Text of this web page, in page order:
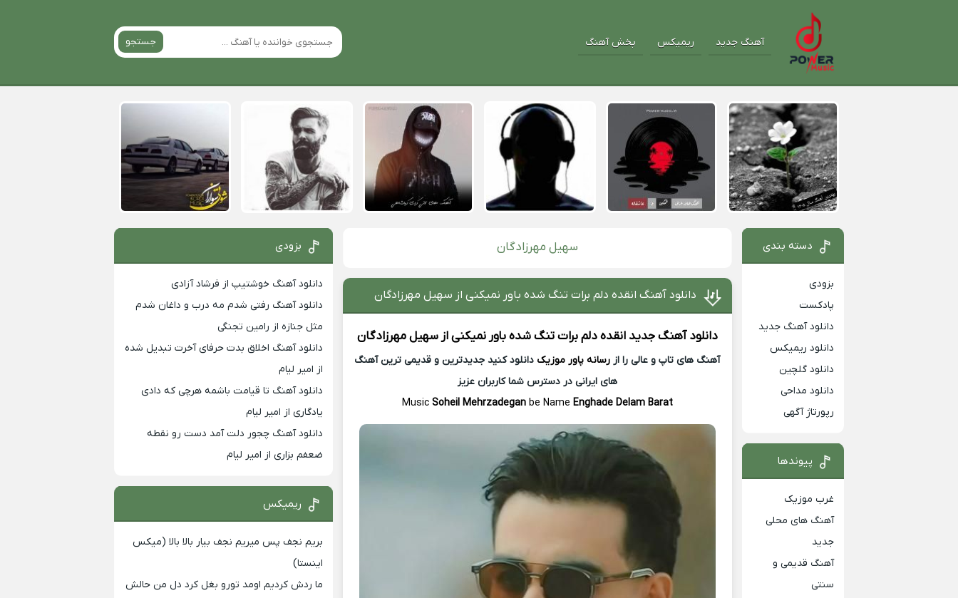
آهنگ جدید ریمیکس پخش آهنگ جستجو
سهیل مهرزادگان
دانلود آهنگ انقده دلم برات تنگ شده باور نمیکنی از سهیل مهرزادگان
دانلود آهنگ جدید انقده دلم برات تنگ شده باور نمیکنی ازسهیل مهرزادگان
آهنگ های تاپ و عالی را از رسانه پاور موزیک دانلود کنید جدیدترین و قدیمی ترین آهنگ
های ایرانی در دسترس شما کاربران عزیز
MusicSoheil Mehrzadegan be Name Enghade Delam Barat
دسته بندی
بزودی
پادکست
دانلود آهنگ جدید
دانلود ریمیکس
دانلود گلچین
دانلود مداحی
رپورتاژ آگهی
پیوندها
غرب موزیک
آهنگ های محلی
جدید
آهنگ قدیمی و
سنتی
بزودی
دانلود آهنگ خوشتیپ از فرشاد آزادی
دانلود آهنگ رفتی شدم مه درب و داغان شدم
مثل جنازه از رامین تجنگی
دانلود آهنگ اخلاق بدت حرفای آخرت تبدیل شده
از امیر لیام
دانلود آهنگ تا قیامت باشمه هرچی که دادی
یادگاری از امیر لیام
دانلود آهنگ چجور دلت آمد دست رو نقطه
ضعفم بزاری از امیر لیام
ریمیکس
بریم نجف پس میریم نجف بیار بالا بالا (میکس
اینستا)
ما ردش کردیم اومد تورو بغل کرد دل من حالش